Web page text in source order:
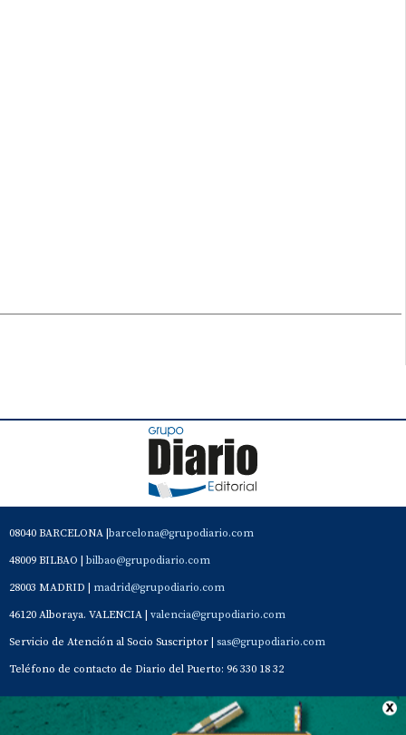
08040 BARCELONA | barcelona@grupodiario.com
48009 BILBAO | bilbao@grupodiario.com
28003 MADRID | madrid@grupodiario.com
46120 Alboraya. VALENCIA | valencia@grupodiario.com
Servicio de Atención al Socio Suscriptor | sas@grupodiario.com
Teléfono de contacto de Diario del Puerto: 96 330 18 32
Contacto Aviso Legal Quiénes somos Política de privacidad